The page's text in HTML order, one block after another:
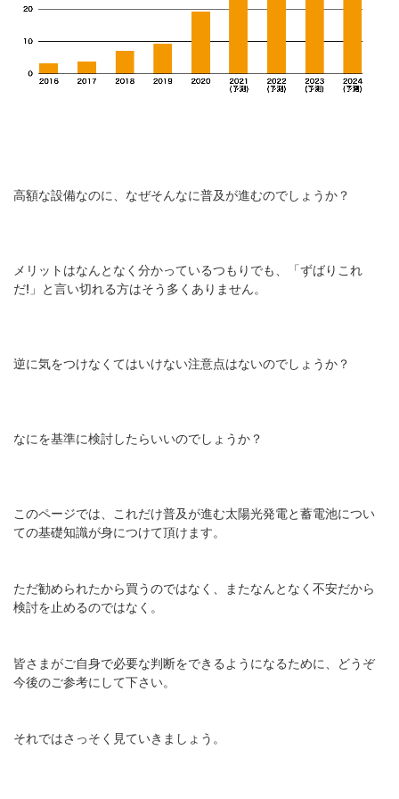
高額な設備なのに、なぜそんなに普及が進むのでしょうか？
メリットはなんとなく分かっているつもりでも、「ずばりこれ
だ!」と言い切れる方はそう多くありません。
逆に気をつけなくてはいけない注意点はないのでしょうか？
なにを基準に検討したらいいのでしょうか？
このページでは、これだけ普及が進む太陽光発電と蓄電池につい
ての基礎知識が身につけて頂けます。
ただ勧められたから買うのではなく、またなんとなく不安だから
検討を止めるのではなく。
皆さまがご自身で必要な判断をできるようになるために、どうぞ
今後のご参考にして下さい。
それではさっそく見ていきましょう。